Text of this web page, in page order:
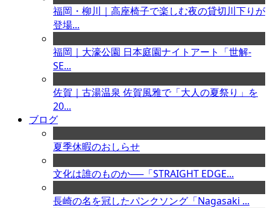
福岡・柳川｜高座椅子で楽しむ夜の貸切川下りが
登場...
福岡｜大濠公園 日本庭園ナイトアート「世解-
SE...
佐賀｜古湯温泉 佐賀風雅で「大人の夏祭り」を
20...
ブログ
夏季休暇のおしらせ
文化は誰のものか──「STRAIGHT EDGE...
長崎の名を冠したパンクソング「Nagasaki ...